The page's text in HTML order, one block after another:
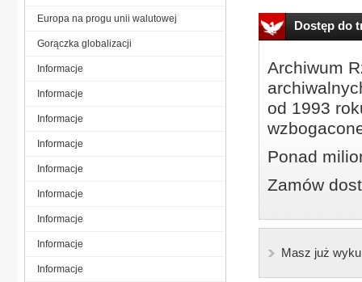
Dostęp do
Archiwum
od 1993
Ponad
Zamów
Masz już
Europa na progu unii walutowej
Gorączka globalizacji
Informacje
Informacje
Informacje
Informacje
Informacje
Informacje
Informacje
Informacje
Informacje